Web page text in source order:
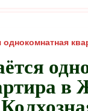
однокомнатная
в